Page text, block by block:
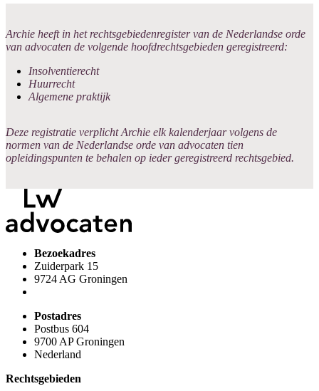
Archie heeft in het rechtsgebiedenregister van de Nederlandse orde
van advocaten de volgende hoofdrechtsgebieden geregistreerd:
Insolventierecht
Huurrecht
Algemene praktijk
Deze registratie verplicht Archie elk kalenderjaar volgens de
normen van de Nederlandse orde van advocaten tien
opleidingspunten te behalen op ieder geregistreerd rechtsgebied.
Bezoekadres
Zuiderpark 15
9724 AG Groningen
Postadres
Postbus 604
9700 AP Groningen
Nederland
Rechtsgebieden